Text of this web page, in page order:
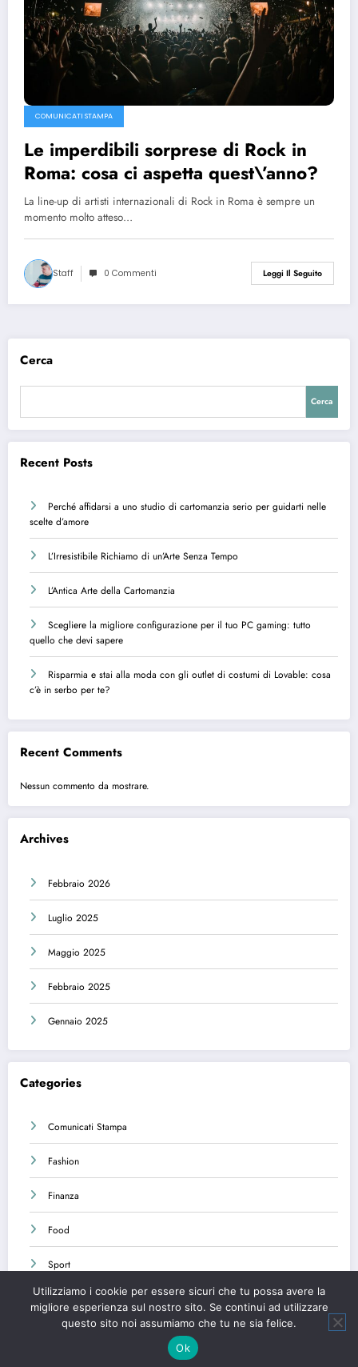
COMUNICATI STAMPA
Le imperdibili sorprese di Rock in
Roma: cosa ci aspetta quest\’anno?
La line-up di artisti internazionali di Rock in Roma è sempre un
momento molto atteso…
Staff 0 Commenti Leggi Il Seguito
Cerca
Cerca
Recent Posts
Perché affidarsi a uno studio di cartomanzia serio per guidarti nelle
scelte d’amore
L’Irresistibile Richiamo di un’Arte Senza Tempo
L’Antica Arte della Cartomanzia
Scegliere la migliore configurazione per il tuo PC gaming: tutto
quello che devi sapere
Risparmia e stai alla moda con gli outlet di costumi di Lovable: cosa
c’è in serbo per te?
Recent Comments
Nessun commento da mostrare.
Archives
Febbraio 2026
Luglio 2025
Maggio 2025
Febbraio 2025
Gennaio 2025
Categories
Comunicati Stampa
Fashion
Finanza
Food
Sport
Testata giornalistica registrata presso il Tribunale di Savona n.572/2022 | Powered By
SpiceThemes
Utilizziamo i cookie per essere sicuri che tu possa avere la
migliore esperienza sul nostro sito. Se continui ad utilizzare
questo sito noi assumiamo che tu ne sia felice.
Ok